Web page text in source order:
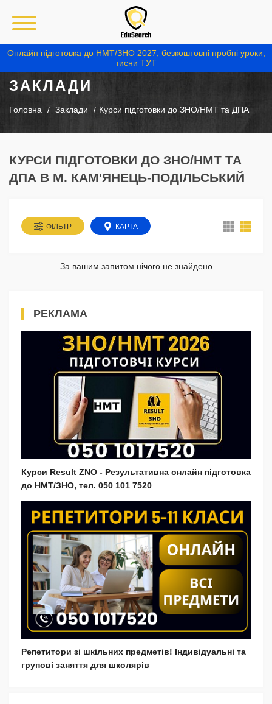
Онлайн підготовка до НМТ/ЗНО 2027, безкоштовні пробні уроки,
тисни ТУТ
ЗАКЛАДИ
Головна Заклади Курси підготовки до ЗНО/НМТ та ДПА
КУРСИ ПІДГОТОВКИ ДО ЗНО/НМТ ТА
ДПА В М. КАМ'ЯНЕЦЬ-ПОДІЛЬСЬКИЙ
ФІЛЬТР КАРТА
За вашим запитом нічого не знайдено
РЕКЛАМА
Курси Result ZNO - Результативна онлайн підготовка
до НМТ/ЗНО, тел. 050 101 7520
Репетитори зі шкільних предметів! Індивідуальні та
групові заняття для школярів